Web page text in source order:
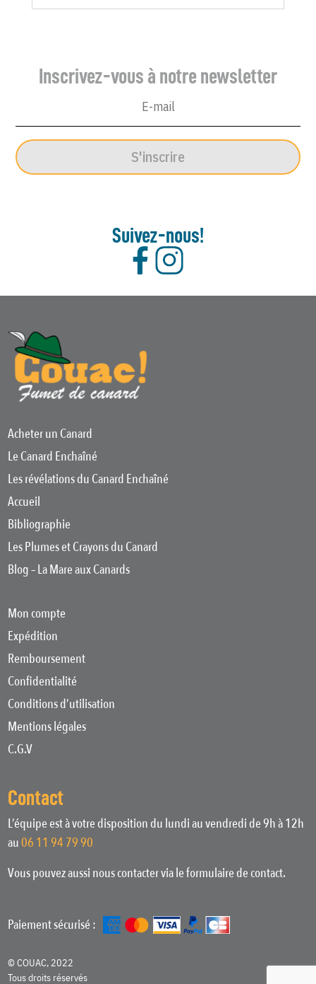
Inscrivez-vous à notre newsletter
S'inscrire
Suivez-nous!
Acheter un Canard
Le Canard Enchaîné
Les révélations du Canard Enchaîné
Accueil
Bibliographie
Les Plumes et Crayons du Canard
Blog – La Mare aux Canards
Mon compte
Expédition
Remboursement
Confidentialité
Conditions d’utilisation
Mentions légales
C.G.V
Contact
L’équipe est à votre disposition du lundi au vendredi de 9h à 12h
au06 11 94 79 90
Vous pouvez aussi nous contacter via le formulaire de contact.
Paiement sécurisé :
© COUAC, 2022
Tous droits réservés